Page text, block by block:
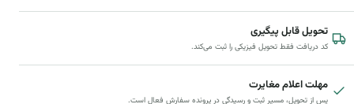
تحویل قابل پیگیری
کد دریافت فقط تحویل فیزیکی را ثبت می‌کند.
مهلت اعلام مغایرت
پس از تحویل، مسیر ثبت و رسیدگی در پرونده سفارش فعال است.